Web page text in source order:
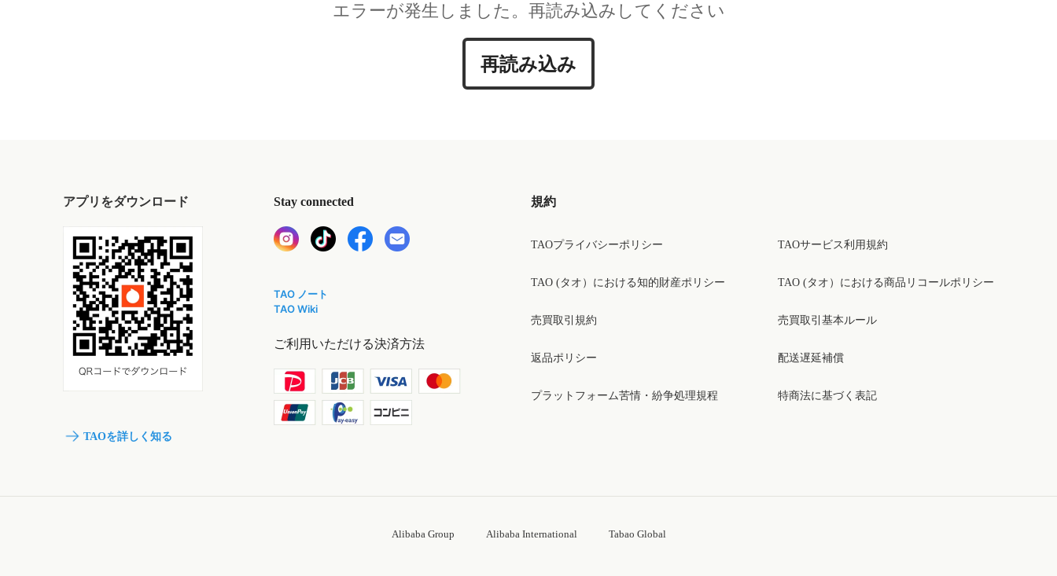
エラーが発生しました。再読み込みしてください
再読み込み
アプリをダウンロード
TAOを詳しく知る
Stay connected
TAO ノート
TAO Wiki
ご利用いただける決済方法
規約
TAOプライバシーポリシー
TAO (タオ）における知的財産ポリシー
売買取引規約
返品ポリシー
プラットフォーム苦情・紛争処理規程
TAOサービス利用規約
TAO (タオ）における商品リコールポリシー
売買取引基本ルール
配送遅延補償
特商法に基づく表記
Alibaba Group Alibaba International Tabao Global